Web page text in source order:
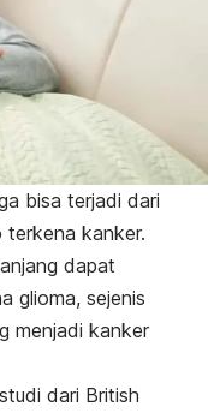
bisa terjadi dari
terkena kanker.
dapat
glioma, sejenis
menjadi kanker
dari British